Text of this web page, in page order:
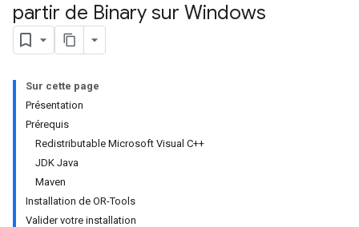
partir de Binary sur Windows
Sur cette page
Présentation
Prérequis
Redistributable Microsoft Visual C++
JDK Java
Maven
Installation de OR-Tools
Valider votre installation